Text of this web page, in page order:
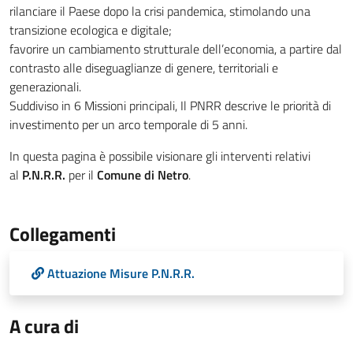
rilanciare il Paese dopo la crisi pandemica, stimolando una
transizione ecologica e digitale;
favorire un cambiamento strutturale dell’economia, a partire dal
contrasto alle diseguaglianze di genere, territoriali e
generazionali.
Suddiviso in 6 Missioni principali, Il PNRR descrive le priorità di
investimento per un arco temporale di 5 anni.
In questa pagina è possibile visionare gli interventi relativi
al P.N.R.R. per il Comune di Netro.
Collegamenti
Attuazione Misure P.N.R.R.
A cura di